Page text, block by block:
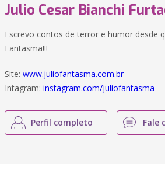
Julio Cesar Bianchi
Escrevo contos de terror e humor desde
Fantasma!!!
Site: www.juliofantasma.com.br
Intagram: instagram.com/juliofantasma
Perfil completo Fale